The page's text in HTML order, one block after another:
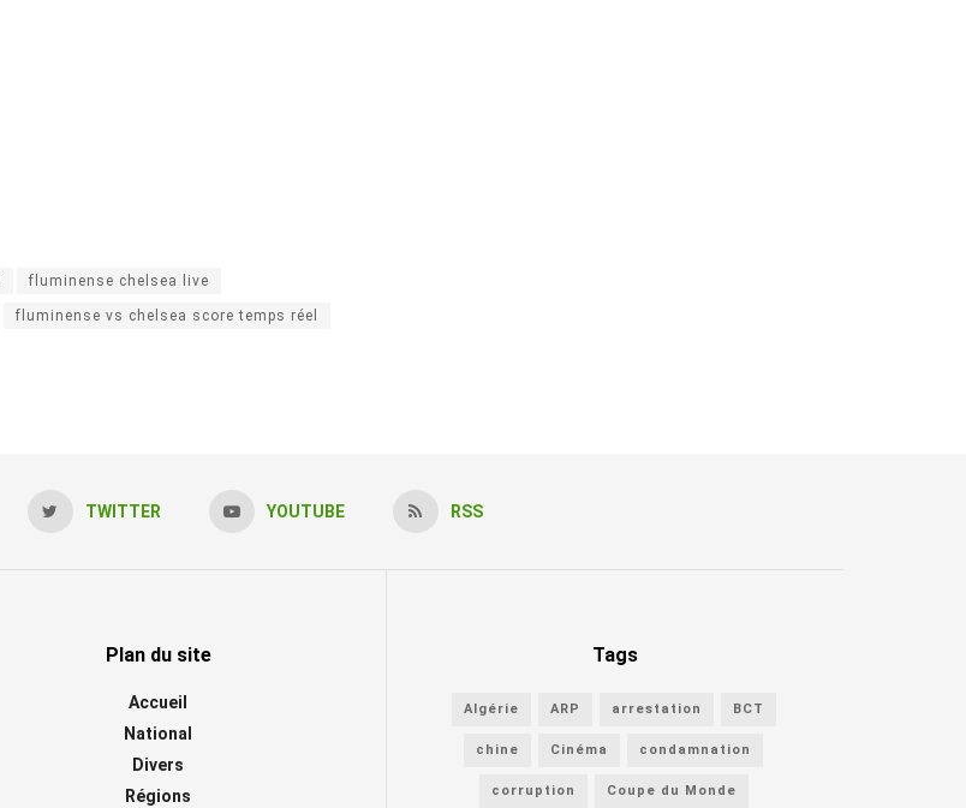
fluminense chelsea live
fluminense vs chelsea score temps réel
TWITTER YOUTUBE RSS
Plan du site
Accueil
National
Divers
Régions
Tags
Algérie ARP arrestation BCT
chine Cinéma condamnation
corruption Coupe du Monde